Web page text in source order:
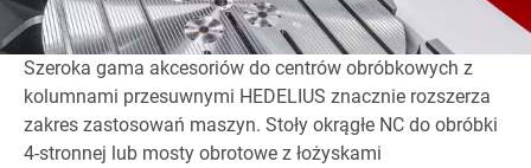
Szeroka gama akcesoriów do centrów obróbkowych z
kolumnami przesuwnymi HEDELIUS znacznie rozszerza
zakres zastosowań maszyn. Stoły okrągłe NC do obróbki
4-stronnej lub mosty obrotowe z łożyskami